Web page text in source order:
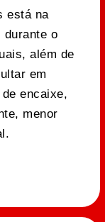
está na
durante o
além de
em
encaixe,
menor